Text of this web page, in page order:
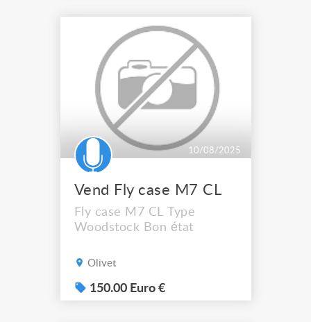
peuvent être employés
selon des combinaisons
différentes. La section
d'entrées/sorties se trouve
à l'arrière de ...
10/08/2025
Vend Fly case M7 CL
Fly case M7 CL Type
Woodstock Bon état
Olivet
150.00 Euro €